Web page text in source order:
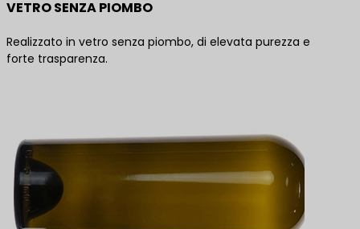
VETRO SENZA PIOMBO
Realizzato in vetro senza piombo, di elevata purezza e
forte trasparenza.